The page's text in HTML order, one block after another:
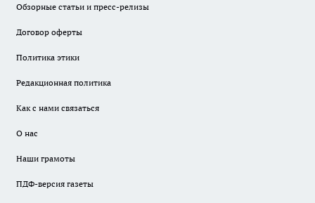
Обзорные статьи и пресс-релизы
Договор оферты
Политика этики
Редакционная политика
Как с нами связаться
О нас
Наши грамоты
ПДФ-версия газеты